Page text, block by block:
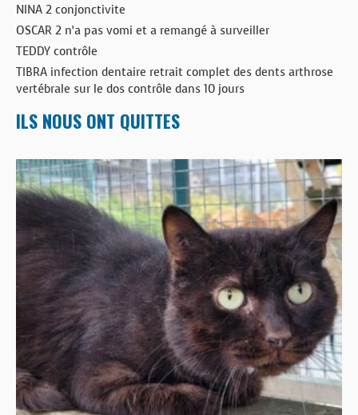
NINA 2 conjonctivite
OSCAR 2 n’a pas vomi et a remangé à surveiller
TEDDY contrôle
TIBRA infection dentaire retrait complet des dents arthrose
vertébrale sur le dos contrôle dans 10 jours
ILS NOUS ONT QUITTES